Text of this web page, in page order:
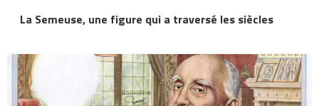
La Semeuse, une figure qui a traversé les siècles